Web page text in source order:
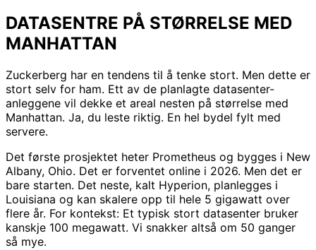
DATASENTRE PÅ STØRRELSE MED
MANHATTAN
Zuckerberg har en tendens til å tenke stort. Men dette er
stort selv for ham. Ett av de planlagte datasenter-
anleggene vil dekke et areal nesten på størrelse med
Manhattan. Ja, du leste riktig. En hel bydel fylt med
servere.
Det første prosjektet heter Prometheus og bygges i New
Albany, Ohio. Det er forventet online i 2026. Men det er
bare starten. Det neste, kalt Hyperion, planlegges i
Louisiana og kan skalere opp til hele 5 gigawatt over
flere år. For kontekst: Et typisk stort datasenter bruker
kanskje 100 megawatt. Vi snakker altså om 50 ganger
så mye.